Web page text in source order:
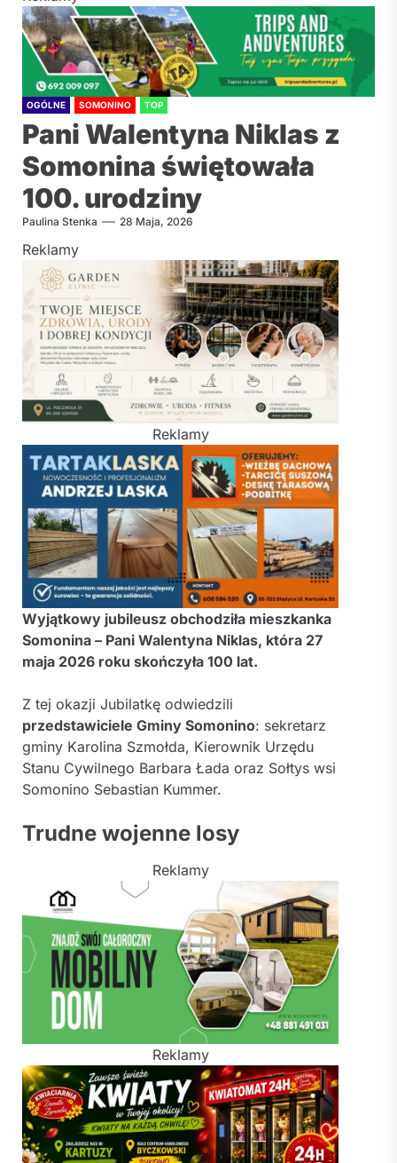
OGÓLNE SOMONINO TOP
Pani Walentyna Niklas z
Somonina świętowała
100. urodziny
Paulina Stenka 28 Maja, 2026
Reklamy
Reklamy
Wyjątkowy jubileusz obchodziła mieszkanka
Somonina – Pani Walentyna Niklas, która 27
maja 2026 roku skończyła 100 lat.
Z tej okazji Jubilatkę odwiedzili
przedstawiciele Gminy Somonino: sekretarz
gminy Karolina Szmołda, Kierownik Urzędu
Stanu Cywilnego Barbara Łada oraz Sołtys wsi
Somonino Sebastian Kummer.
Trudne wojenne losy
Reklamy
Reklamy